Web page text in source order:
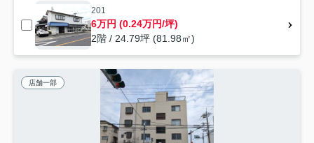
201
6万円 (0.24万円/坪)
2階 / 24.79坪 (81.98㎡)
店舗一部